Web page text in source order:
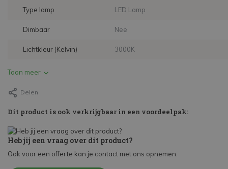
Type lamp LED Lamp
Dimbaar Nee
Lichtkleur (Kelvin) 3000K
Toon meer
Delen
Dit product is ook verkrijgbaar in een voordeelpak:
Heb jij een vraag over dit product?
Ook voor een offerte kan je contact met ons opnemen.